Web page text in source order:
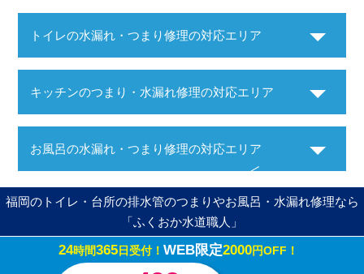
トイレの水漏れ・つまり修理の対応エリア
キッチンのつまり・水漏れ修理の対応エリア
お風呂の水漏れ・つまり修理の対応エリア
福岡のトイレ・台所の排水管のつまりやお風呂・水漏れ修理なら
「ふくおか水道職人」
Copyright ©ふくおか水道職人. All Rights Reserved.
24時間365日受付！ WEB限定2000円OFF！